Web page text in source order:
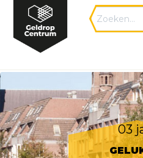
03